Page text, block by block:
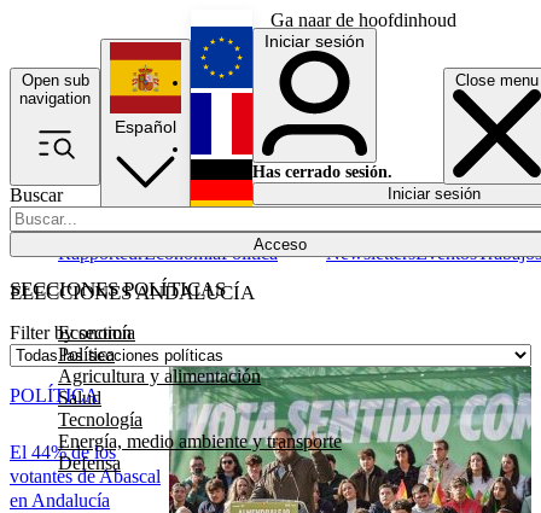
Ga naar de hoofdinhoud
Open sub
navigation
Close menu
Buscar
Acceso
SECCIONES POLÍTICAS
Economía
Política
Agricultura y alimentación
Salud
Tecnología
Energía, medio ambiente y transporte
Defensa
RapporteurEconomíaPolítica NewslettersEventosTrabajos
Español
English
Français
Iniciar sesión
Has cerrado sesión.
Iniciar sesión
ELECCIONES ANDALUCÍA
Filter by section
El 44% de los
votantes de Abascal
en Andalucía
POLÍTICA